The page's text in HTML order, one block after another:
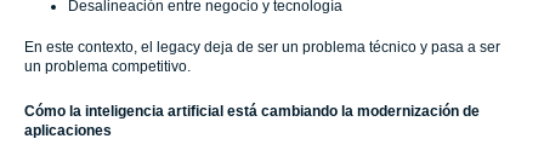
Desalineación entre negocio y tecnología
En este contexto, el legacy deja de ser un problema técnico y pasa a ser
un problema competitivo.
Cómo la inteligencia artificial está cambiando la modernización de
aplicaciones